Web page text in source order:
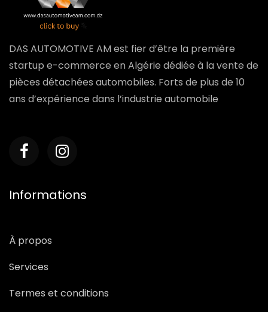
DAS AUTOMOTIVE AM est fier d’être la première
startup e-commerce en Algérie dédiée à la vente de
pièces détachées automobiles. Forts de plus de 10
ans d’expérience dans l’industrie automobile
Informations
À propos
Services
Termes et conditions